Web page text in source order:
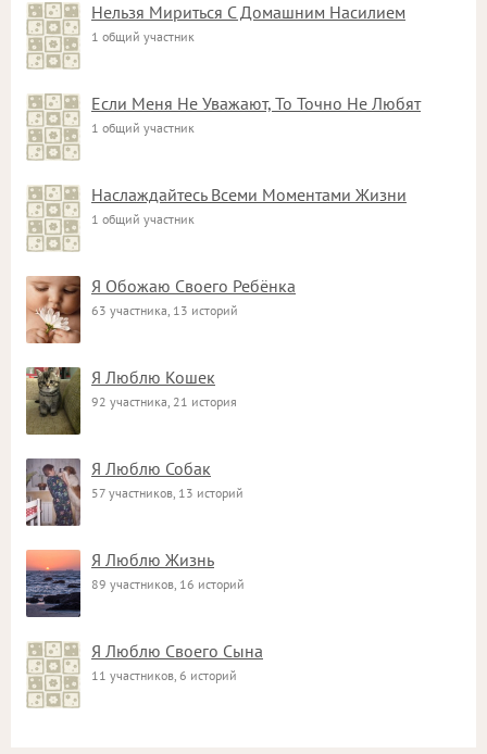
Нельзя Мириться С Домашним Насилием
1 общий участник
Если Меня Не Уважают, То Точно Не Любят
1 общий участник
Наслаждайтесь Всеми Моментами Жизни
1 общий участник
Я Обожаю Своего Ребёнка
63 участника, 13 историй
Я Люблю Кошек
92 участника, 21 история
Я Люблю Собак
57 участников, 13 историй
Я Люблю Жизнь
89 участников, 16 историй
Я Люблю Своего Сына
11 участников, 6 историй